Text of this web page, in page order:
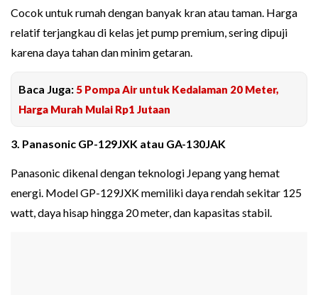
Cocok untuk rumah dengan banyak kran atau taman. Harga
relatif terjangkau di kelas jet pump premium, sering dipuji
karena daya tahan dan minim getaran.
Baca Juga: 5 Pompa Air untuk Kedalaman 20 Meter,
Harga Murah Mulai Rp1 Jutaan
3. Panasonic GP-129JXK atau GA-130JAK
Panasonic dikenal dengan teknologi Jepang yang hemat
energi. Model GP-129JXK memiliki daya rendah sekitar 125
watt, daya hisap hingga 20 meter, dan kapasitas stabil.